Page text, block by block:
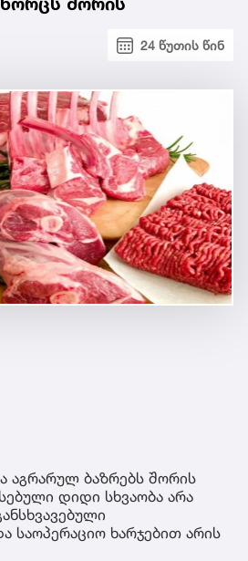
24 წუთის წინ
აგრარულ ბაზრებს შორის
დიდი სხვაობა არა
საოპერაციო ხარჯებით არის